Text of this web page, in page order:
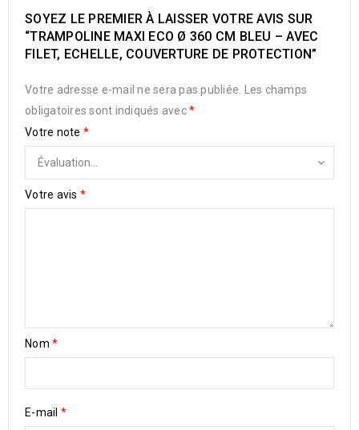
SOYEZ LE PREMIER À LAISSER VOTRE AVIS SUR
“TRAMPOLINE MAXI ECO Ø 360 CM BLEU – AVEC
FILET, ECHELLE, COUVERTURE DE PROTECTION”
Votre adresse e-mail ne sera pas publiée.
Les champs
obligatoires sont indiqués avec*
Votre note *
Votre avis *
Nom *
E-mail *